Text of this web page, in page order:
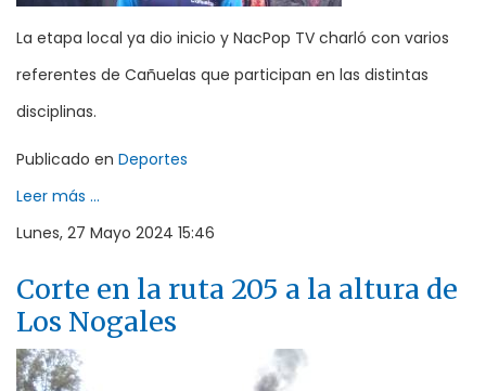
La etapa local ya dio inicio y NacPop TV charló con varios
referentes de Cañuelas que participan en las distintas
disciplinas.
Publicado en Deportes
Leer más ...
Lunes, 27 Mayo 2024 15:46
Corte en la ruta 205 a la altura de
Los Nogales